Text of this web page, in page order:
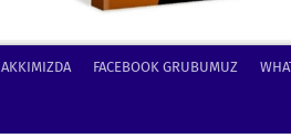
FACEBOOK GRUBUMUZ